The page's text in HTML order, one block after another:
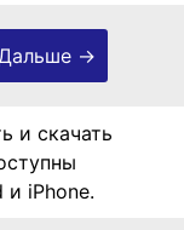
→
и скачать
и iPhone.